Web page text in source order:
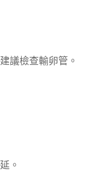
議檢查輸卵管。
。